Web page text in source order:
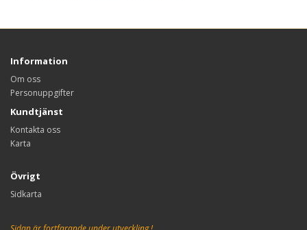
Information
Om oss
Personuppgifter
Kundtjänst
Kontakta oss
Karta
Övrigt
Sidkarta